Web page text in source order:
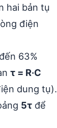
hai bản tụ
điện
63%
τ = R·C
dung tụ).
5τ để